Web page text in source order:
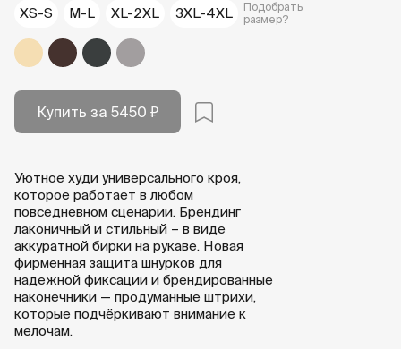
XS-S M-L XL-2XL 3XL-4XL
Подобрать
размер?
БежевыйШоколадный
Графитовый
Купить за 5450 ₽
Уютное худи универсального кроя,
которое работает в любом
повседневном сценарии. Брендинг
лаконичный и стильный – в виде
аккуратной бирки на рукаве. Новая
фирменная защита шнурков для
надежной фиксации и брендированные
наконечники — продуманные штрихи,
которые подчёркивают внимание к
мелочам.